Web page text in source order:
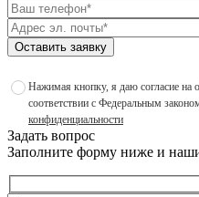
Оставить заявку
Нажимая кнопку, я даю согласие на
соответствии с Федеральным
конфиденциальности
Задать вопрос
Заполните форму ниже и